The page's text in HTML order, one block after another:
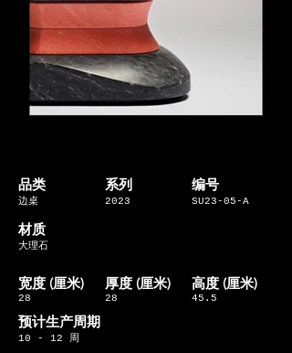
品类
边桌
系列
2023
编号
SU23-05-A
材质
大理石
宽度 (厘米)
28
​厚度 (厘米)
28
​高度 (厘米)
45.5
​预计生产周期
10 - 12 周